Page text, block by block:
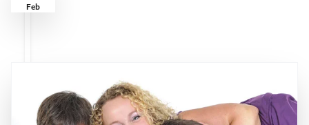
Feb